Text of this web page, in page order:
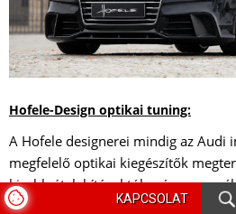
KAPCSOLAT
Hofele-Design optikai tuning:
A Hofele designerei mindig az Audi
megfelelő optikai kiegészítők
kisebb átalakításoktól egészen a
tuning csomagokig szinte minden